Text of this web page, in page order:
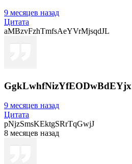
9 месяцев назад
Цитата
aMBzvFzhTmfsAeYVrMjsqdJL
GgkLwhfNizYfEODwBdEYjx
9 месяцев назад
Цитата
pNjzSmsKEktgSRrTqGwjJ
8 месяцев назад